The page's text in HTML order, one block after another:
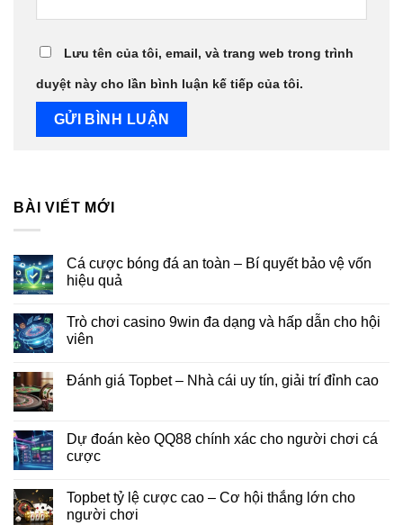
Lưu tên của tôi, email, và trang web trong trình
duyệt này cho lần bình luận kế tiếp của tôi.
BÀI VIẾT MỚI
Cá cược bóng đá an toàn – Bí quyết bảo vệ vốn
hiệu quả
Trò chơi casino 9win đa dạng và hấp dẫn cho hội
viên
Đánh giá Topbet – Nhà cái uy tín, giải trí đỉnh cao
Dự đoán kèo QQ88 chính xác cho người chơi cá
cược
Topbet tỷ lệ cược cao – Cơ hội thắng lớn cho
người chơi